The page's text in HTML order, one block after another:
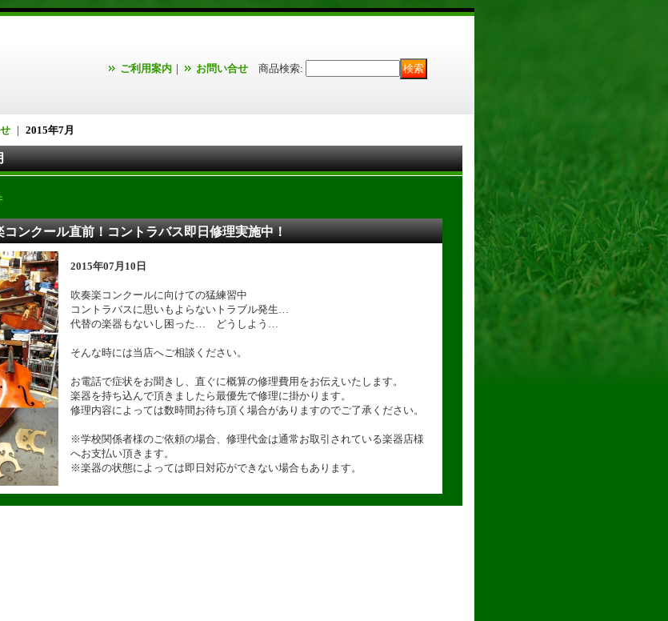
ご利用案内 ｜ お問い合せ 商品検索:
｜ 2015年7月
コンクール直前！コントラバス即日修理実施中！
2015年07月10日
吹奏楽コンクールに向けての猛練習中
コントラバスに思いもよらないトラブル発生…
代替の楽器もないし困った… どうしよう…
そんな時には当店へご相談ください。
お電話で症状をお聞きし、直ぐに概算の修理費用をお伝えいたします。
楽器を持ち込んで頂きましたら最優先で修理に掛かります。
修理内容によっては数時間お待ち頂く場合がありますのでご了承ください。
※学校関係者様のご依頼の場合、修理代金は通常お取引されている楽器店様
へお支払い頂きます。
※楽器の状態によっては即日対応ができない場合もあります。